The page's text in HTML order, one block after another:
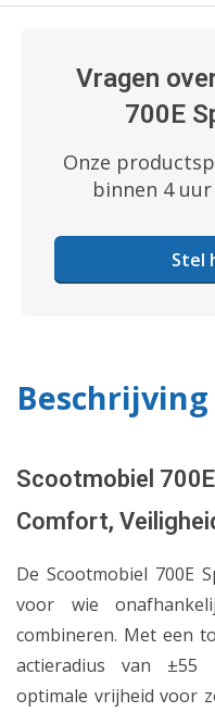
Vragen
700E
Onze
binnen 4
Stel
Beschrijving
Scootmobiel
Comfort,
De Scootmobiel 700E
voor wie
combineren. Met een
actieradius van ±55
optimale vrijheid voor